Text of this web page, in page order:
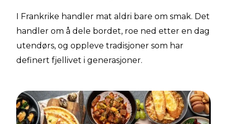
I Frankrike handler mat aldri bare om smak. Det
handler om å dele bordet, roe ned etter en dag
utendørs, og oppleve tradisjoner som har
definert fjellivet i generasjoner.